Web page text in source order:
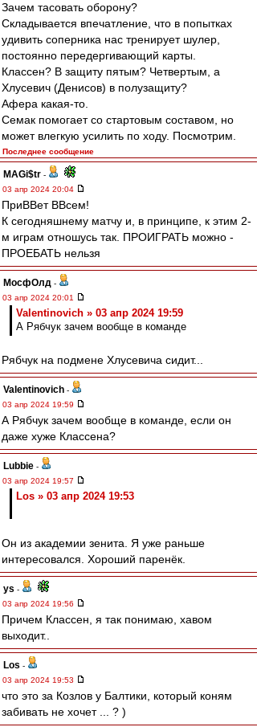
Зачем тасовать оборону?
Складывается впечатление, что в попытках
удивить соперника нас тренирует шулер,
постоянно передергивающий карты.
Классен? В защиту пятым? Четвертым, а
Хлусевич (Денисов) в полузащиту?
Афера какая-то.
Семак помогает со стартовым составом, но
может влегкую усилить по ходу. Посмотрим.
Последнее сообщение
MAGi$tr -
03 апр 2024 20:04
ПриВВет ВВсем!
К сегодняшнему матчу и, в принципе, к этим 2-
м играм отношусь так. ПРОИГРАТЬ можно -
ПРОЕБАТЬ нельзя
МосфОлд -
03 апр 2024 20:01
Valentinovich » 03 апр 2024 19:59
А Рябчук зачем вообще в команде
Рябчук на подмене Хлусевича сидит...
Valentinovich -
03 апр 2024 19:59
А Рябчук зачем вообще в команде, если он
даже хуже Классена?
Lubbie -
03 апр 2024 19:57
Los » 03 апр 2024 19:53
Он из академии зенита. Я уже раньше
интересовался. Хороший паренёк.
ys -
03 апр 2024 19:56
Причем Классен, я так понимаю, хавом
выходит..
Los -
03 апр 2024 19:53
что это за Козлов у Балтики, который коням
забивать не хочет ... ? )